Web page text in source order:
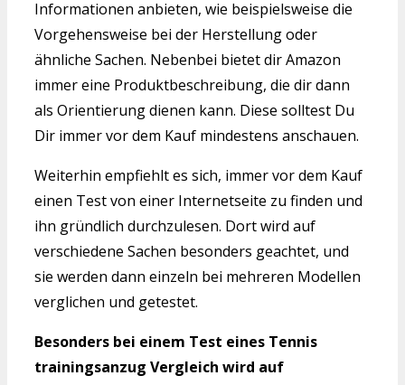
Informationen anbieten, wie beispielsweise die
Vorgehensweise bei der Herstellung oder
ähnliche Sachen. Nebenbei bietet dir Amazon
immer eine Produktbeschreibung, die dir dann
als Orientierung dienen kann. Diese solltest Du
Dir immer vor dem Kauf mindestens anschauen.
Weiterhin empfiehlt es sich, immer vor dem Kauf
einen Test von einer Internetseite zu finden und
ihn gründlich durchzulesen. Dort wird auf
verschiedene Sachen besonders geachtet, und
sie werden dann einzeln bei mehreren Modellen
verglichen und getestet.
Besonders bei einem Test eines Tennis
trainingsanzug Vergleich wird auf